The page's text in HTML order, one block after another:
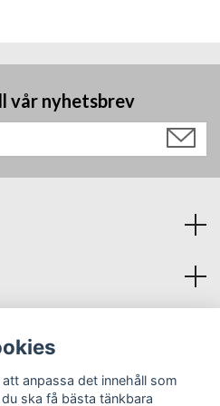
vår nyhetsbrev
anpassa det innehåll som
ska få bästa tänkbara